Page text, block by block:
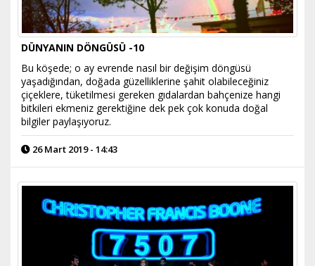
DÜNYANIN DÖNGÜSÜ -10
Bu köşede; o ay evrende nasıl bir değişim döngüsü
yaşadığından, doğada güzelliklerine şahit olabileceğiniz
çiçeklere, tüketilmesi gereken gıdalardan bahçenize hangi
bitkileri ekmeniz gerektiğine dek pek çok konuda doğal
bilgiler paylaşıyoruz.
26 Mart 2019 - 14:43